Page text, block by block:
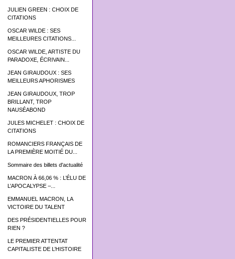
JULIEN GREEN : CHOIX DE
CITATIONS
OSCAR WILDE : SES
MEILLEURES CITATIONS...
OSCAR WILDE, ARTISTE DU
PARADOXE, ÉCRIVAIN...
JEAN GIRAUDOUX : SES
MEILLEURS APHORISMES
JEAN GIRAUDOUX, TROP
BRILLANT, TROP
NAUSÉABOND
JULES MICHELET : CHOIX DE
CITATIONS
ROMANCIERS FRANÇAIS DE
LA PREMIÈRE MOITIÉ DU...
Sommaire des billets d'actualité
MACRON À 66,06 % : L’ÉLU DE
L’APOCALYPSE –...
EMMANUEL MACRON, LA
VICTOIRE DU TALENT
DES PRÉSIDENTIELLES POUR
RIEN ?
LE PREMIER ATTENTAT
CAPITALISTE DE L’HISTOIRE